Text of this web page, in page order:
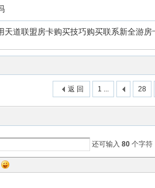
天道联盟房卡购买技巧购买联系新全游
1 ... 28
返 回
还可输入 80个字符